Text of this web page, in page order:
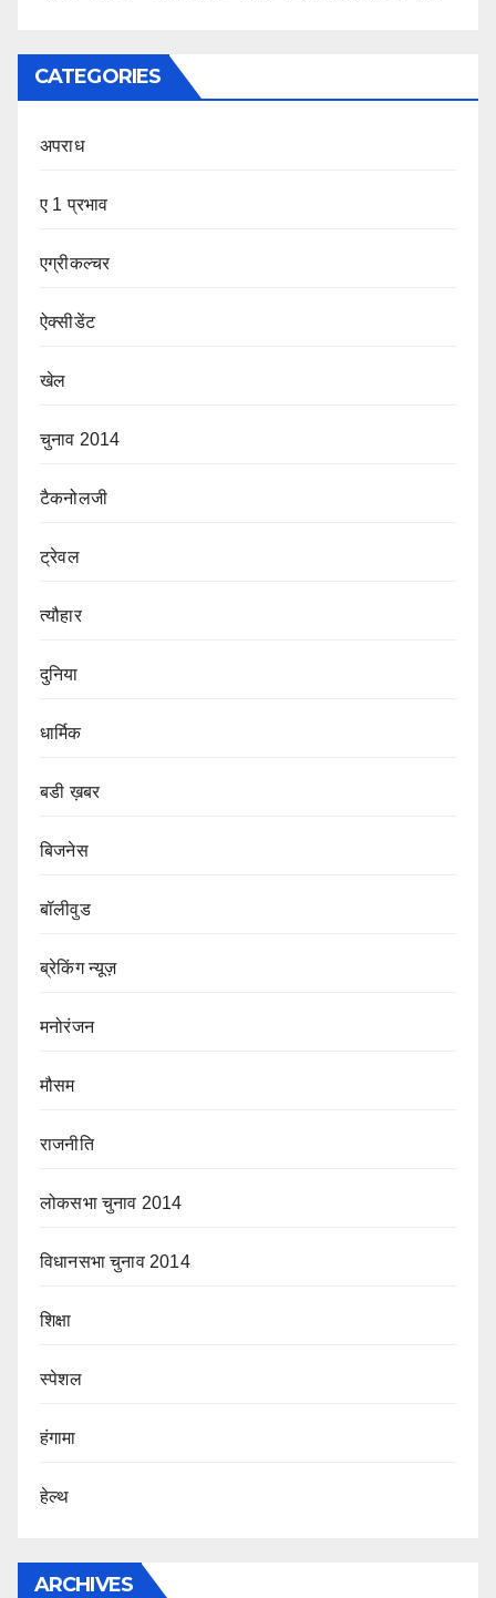
CATEGORIES
अपराध
ए 1 प्रभाव
एग्रीकल्चर
ऐक्सीडेंट
खेल
चुनाव 2014
टैकनोलजी
ट्रेवल
त्यौहार
दुनिया
धार्मिक
बडी ख़बर
बिजनेस
बॉलीवुड
ब्रेकिंग न्यूज़
मनोरंजन
मौसम
राजनीति
लोकसभा चुनाव 2014
विधानसभा चुनाव 2014
शिक्षा
स्पेशल
हंगामा
हेल्थ
ARCHIVES